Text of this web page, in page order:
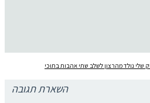
שלי נולד מהרצון לשלב שתי אהבות בתוכי
השארת תגובה